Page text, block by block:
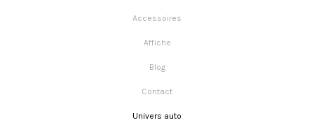
Accessoires
Affiche
Blog
Contact
Univers auto